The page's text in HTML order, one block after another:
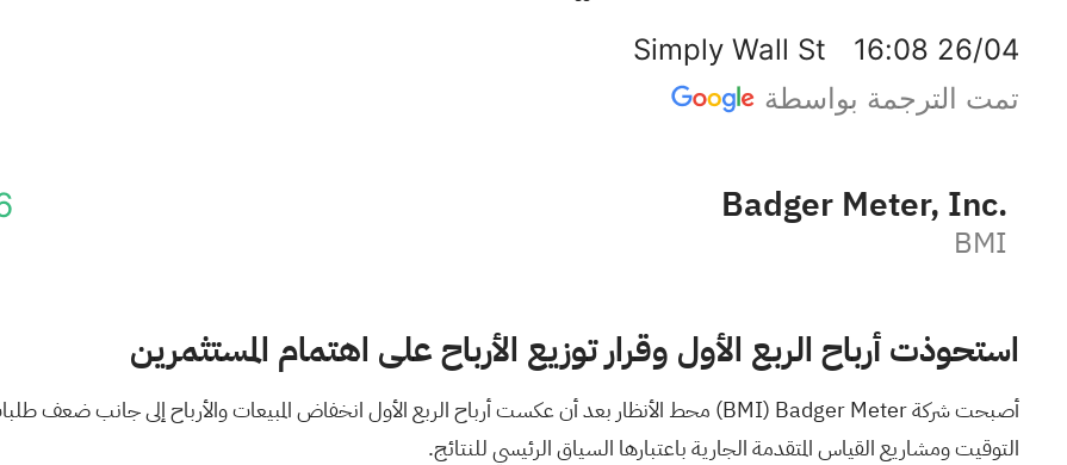
Simply Wall St
16:08 26/04
تمت الترجمة بواسطة
Badger Meter, Inc.
BMI
استحوذت أرباح الربع الأول وقرار توزيع الأرباح على اهتمام المستثمرين
أصبحت شركة Badger Meter (BMI) محط الأنظار بعد أن عكست أرباح الربع الأول انخفاض المبيعات والأرباح إلى جانب ضعف
التوقيت ومشاريع القياس المتقدمة الجارية باعتبارها السياق الرئيسي للنتائج.